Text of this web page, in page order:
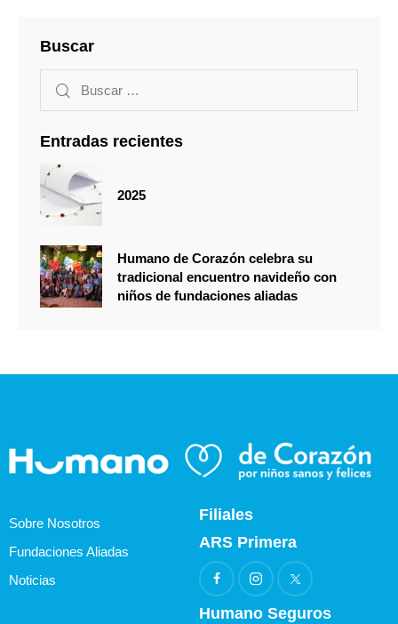
Buscar
Entradas recientes
2025
Humano de Corazón celebra su
tradicional encuentro navideño con
niños de fundaciones aliadas
Sobre Nosotros
Fundaciones Aliadas
Noticias
Filiales
ARS Primera
Humano Seguros